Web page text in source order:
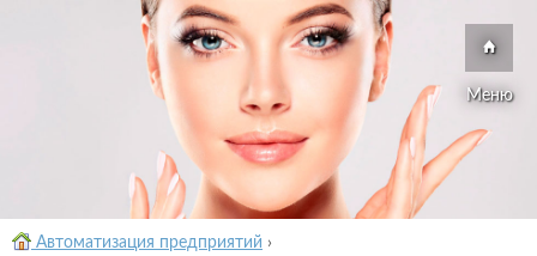
Меню
Автоматизация предприятий ›